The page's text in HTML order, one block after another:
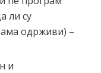
ли су
одрживи) –
и